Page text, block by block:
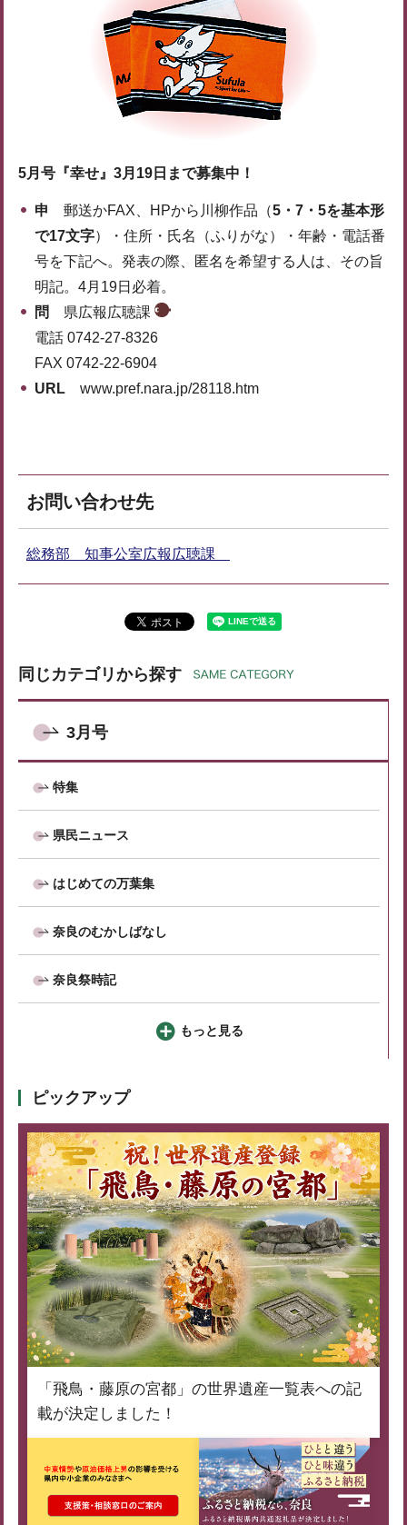
5月号『幸せ』3月19日まで募集中！
申 郵送かFAX、HPから川柳作品（5・7・5を基本形
で17文字）・住所・氏名（ふりがな）・年齢・電話番
号を下記へ。発表の際、匿名を希望する人は、その旨
明記。4月19日必着。
問
県広報広聴課
電話 0742-27-8326
FAX 0742-22-6904
URL www.pref.nara.jp/28118.htm
お問い合わせ先
総務部 知事公室広報広聴課
同じカテゴリから探す
3月号
特集
県民ニュース
はじめての万葉集
奈良のむかしばなし
奈良祭時記
もっと見る
ピックアップ
「飛鳥・藤原の宮都」の世界遺産一覧表への記
載が決定しました！